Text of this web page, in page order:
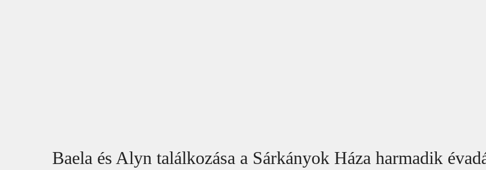
Baela és Alyn találkozása a Sárkányok Háza harmadik